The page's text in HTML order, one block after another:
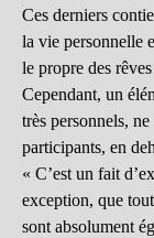
Ces derniers
la vie personnelle
le propre des
Cependant, un
très personnels,
participants, en
« C’est un fait
exception, que
sont absolument